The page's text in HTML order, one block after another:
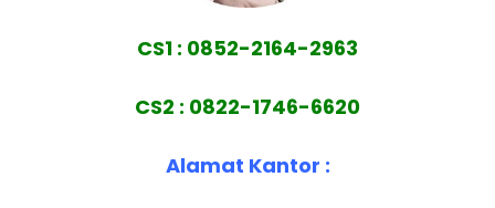
CS1 : 0852-2164-2963
CS2 : 0822-1746-6620
Alamat Kantor :